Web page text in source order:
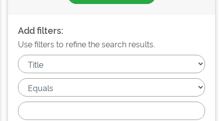
Add filters:
Use filters to refine the search results.